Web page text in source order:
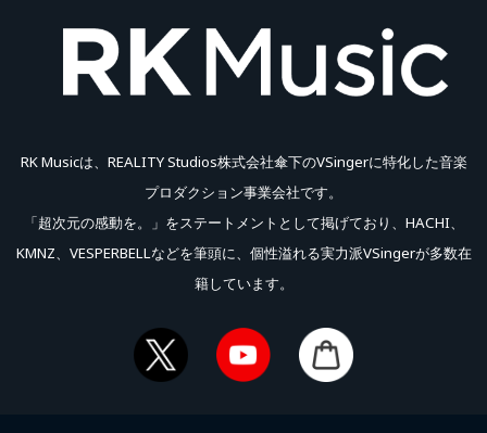
RK Musicは、REALITY Studios株式会社傘下のVSingerに特化した音楽
プロダクション事業会社です。
「超次元の感動を。」をステートメントとして掲げており、HACHI、
KMNZ、VESPERBELLなどを筆頭に、個性溢れる実力派VSingerが多数在
籍しています。